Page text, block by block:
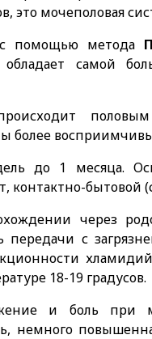
это мочеполовая
помощью метода
самой
более
до 1 месяца.
контактно-бытовой
через
с
18-19 градусов.
и боль при
немного